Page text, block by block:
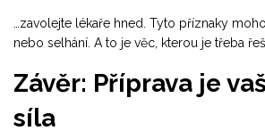
…zavolejte lékaře hned. Tyto příznaky
nebo selhání. A to je věc, kterou je třeba
Závěr: Příprava je
síla